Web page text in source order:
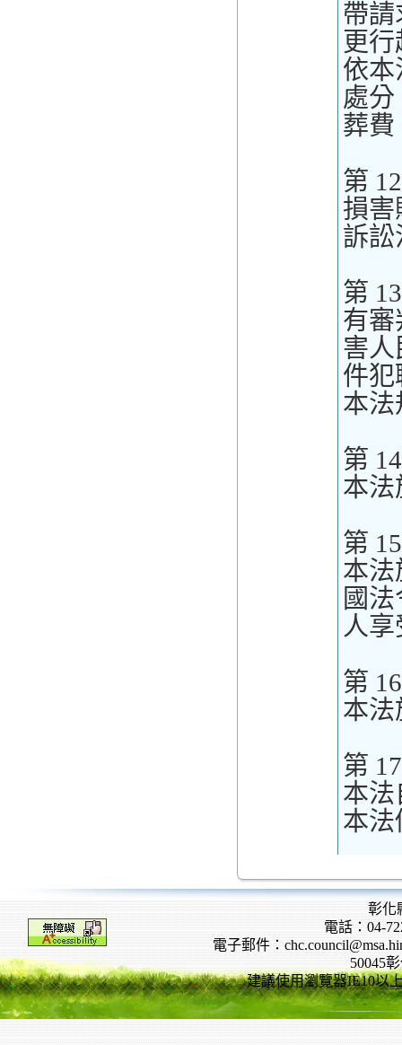
帶請
更
依本
處
葬費
第
損害
訴訟
第
有審
害人
件犯
本法
第
本法
第
本法
國
人
第
本法
第
本法
本法
彰化
電話：04-
電子郵件：
50045
建議使用瀏覽器IE10以